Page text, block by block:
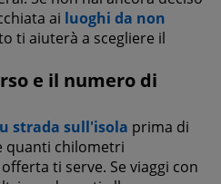
ai luoghi da non
ti aiuterà a scegliere il
e il numero di
strada sull'isola prima di
quanti chilometri
ti serve. Se viaggi con